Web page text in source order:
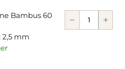
Bambus 60
2,5 mm